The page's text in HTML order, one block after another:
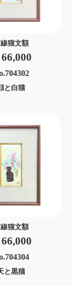
猫文額
66,000
と白猫
猫文額
66,000
と黒猫